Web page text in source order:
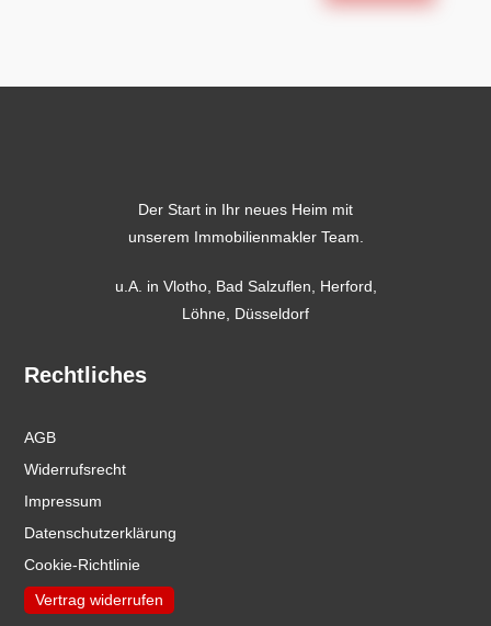
Der Start in Ihr neues Heim mit
unserem Immobilienmakler Team.
u.A. in Vlotho, Bad Salzuflen, Herford,
Löhne, Düsseldorf
Rechtliches
AGB
Widerrufsrecht
Impressum
Datenschutzerklärung
Cookie-Richtlinie
Vertrag widerrufen